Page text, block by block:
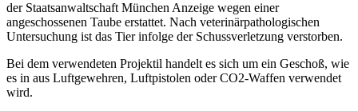
der Staatsanwaltschaft München Anzeige wegen einer
angeschossenen Taube erstattet. Nach veterinärpathologischen
Untersuchung ist das Tier infolge der Schussverletzung verstorben.
Bei dem verwendeten Projektil handelt es sich um ein Geschoß, wie
es in aus Luftgewehren, Luftpistolen oder CO2-Waffen verwendet
wird.